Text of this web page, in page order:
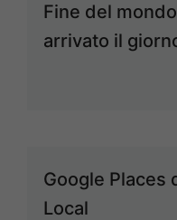
Fine del
arrivato il
Google Places
Local